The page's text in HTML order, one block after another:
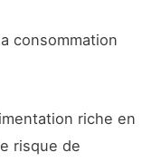
consommation
riche en
risque de